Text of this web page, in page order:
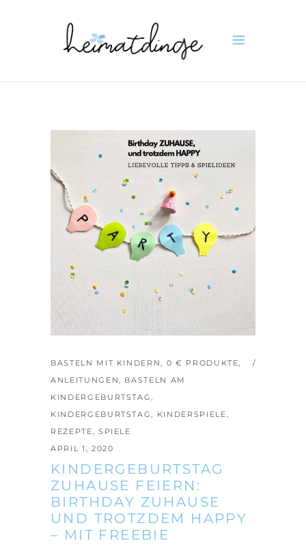
BASTELN MIT KINDERN, 0 € PRODUKTE,
ANLEITUNGEN, BASTELN AM
KINDERGEBURTSTAG,
KINDERGEBURTSTAG, KINDERSPIELE,
REZEPTE, SPIELE
APRIL 1, 2020
KINDERGEBURTSTAG
ZUHAUSE FEIERN:
BIRTHDAY ZUHAUSE
UND TROTZDEM HAPPY
– MIT FREEBIE